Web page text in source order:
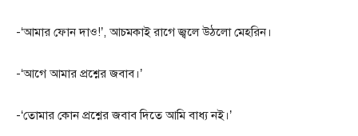
-‘আমার ফোন দাও!’, আচমকাই রাগে জ্বলে উঠলো মেহরিন।
-‘আগে আমার প্রশ্নের জবাব।’
-‘তোমার কোন প্রশ্নের জবাব দিতে আমি বাধ্য নই।’